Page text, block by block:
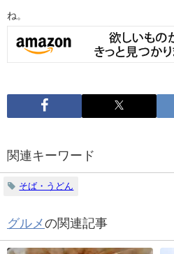
ね。
関連キーワード
そば・うどん
グルメの関連記事